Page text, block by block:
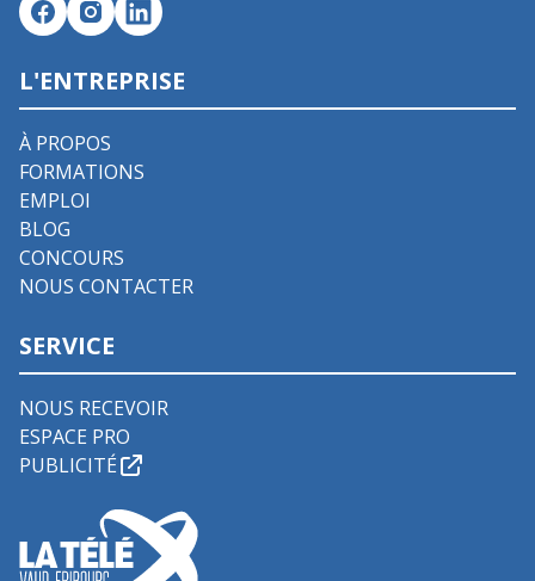
L'ENTREPRISE
À PROPOS
FORMATIONS
EMPLOI
BLOG
CONCOURS
NOUS CONTACTER
SERVICE
NOUS RECEVOIR
ESPACE PRO
PUBLICITÉ